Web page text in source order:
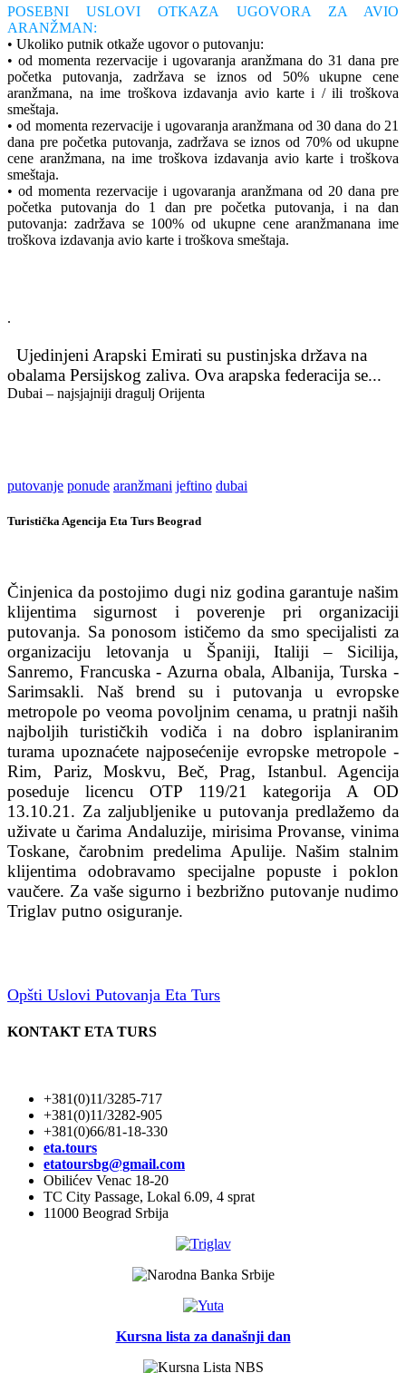
POSEBNI USLOVI OTKAZA UGOVORA ZA AVIO
ARANŽMAN:
• Ukoliko putnik otkaže ugovor o putovanju:
• od momenta rezervacije i ugovaranja aranžmana do 31 dana pre
početka putovanja, zadržava se iznos od 50% ukupne cene
aranžmana, na ime troškova izdavanja avio karte i / ili troškova
smeštaja.
• od momenta rezervacije i ugovaranja aranžmana od 30 dana do 21
dana pre početka putovanja, zadržava se iznos od 70% od ukupne
cene aranžmana, na ime troškova izdavanja avio karte i troškova
smeštaja.
• od momenta rezervacije i ugovaranja aranžmana od 20 dana pre
početka putovanja do 1 dan pre početka putovanja, i na dan
putovanja: zadržava se 100% od ukupne cene aranžmanana ime
troškova izdavanja avio karte i troškova smeštaja.
.
Ujedinjeni Arapski Emirati su pustinjska država na
obalama Persijskog zaliva. Ova arapska federacija se...
Dubai – najsjajniji dragulj Orijenta
putovanje ponude aranžmani jeftino dubai
Turistička Agencija Eta Turs Beograd
Činjenica da postojimo dugi niz godina garantuje našim
klijentima sigurnost i poverenje pri organizaciji
putovanja. Sa ponosom ističemo da smo specijalisti za
organizaciju letovanja u Španiji, Italiji – Sicilija,
Sanremo, Francuska - Azurna obala, Albanija, Turska -
Sarimsakli. Naš brend su i putovanja u evropske
metropole po veoma povoljnim cenama, u pratnji naših
najboljih turističkih vodiča i na dobro isplaniranim
turama upoznaćete najposećenije evropske metropole -
Rim, Pariz, Moskvu, Beč, Prag, Istanbul. Agencija
poseduje licencu OTP 119/21 kategorija A OD
13.10.21. Za zaljubljenike u putovanja predlažemo da
uživate u čarima Andaluzije, mirisima Provanse, vinima
Toskane, čarobnim predelima Apulije. Našim stalnim
klijentima odobravamo specijalne popuste i poklon
vaučere. Za vaše sigurno i bezbrižno putovanje nudimo
Triglav putno osiguranje.
Opšti Uslovi Putovanja Eta Turs
KONTAKT ETA TURS
+381(0)11/3285-717
+381(0)11/3282-905
+381(0)66/81-18-330
eta.tours
etatoursbg@gmail.com
Obilićev Venac 18-20
TC City Passage, Lokal 6.09, 4 sprat
11000 Beograd Srbija
Kursna lista za današnji dan